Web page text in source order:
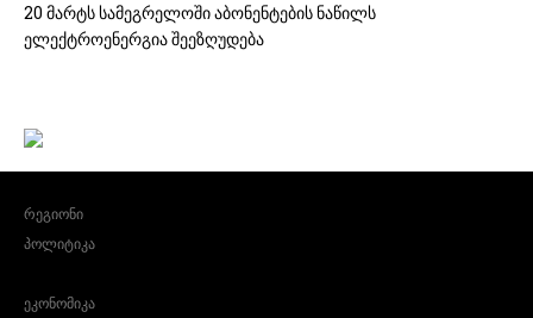
20 მარტს სამეგრელოში აბონენტების ნაწილს
ელექტროენერგია შეეზღუდება
რეგიონი
პოლიტიკა
ეკონომიკა